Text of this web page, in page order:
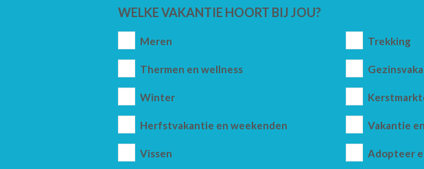
WELKE VAKANTIE HOORT BIJ JOU?
Meren Trekking
Thermen en wellness
Winter
Herfstvakantie en weekenden Vakantie
Vissen Adopteer